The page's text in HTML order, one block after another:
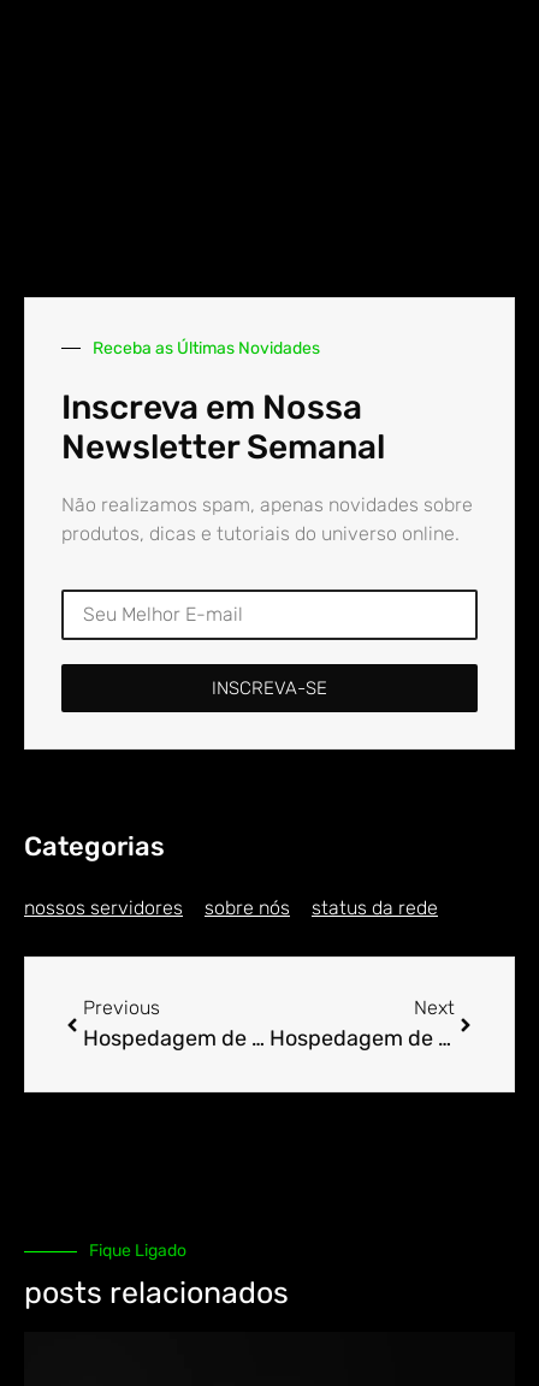
Receba as Últimas Novidades
Inscreva em Nossa
Newsletter Semanal
Não realizamos spam, apenas novidades sobre
produtos, dicas e tutoriais do universo online.
INSCREVA-SE
Categorias
nossos servidores sobre nós status da rede
Previous
Hospedagem de Sites para Engenheiro em Álvaro Melo
Next
Hospedagem de Sites para Engenheiro em Alvelândia
Fique Ligado
posts relacionados